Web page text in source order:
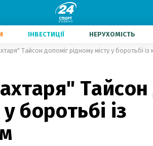
ІНВЕСТИЦІЇ НЕРУХОМІСТЬ
Тайсон допоміг рідному місту у боротьбі із
Тайсон
боротьбі із